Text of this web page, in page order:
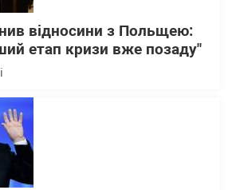
відносини з Польщею:
етап кризи вже позаду"